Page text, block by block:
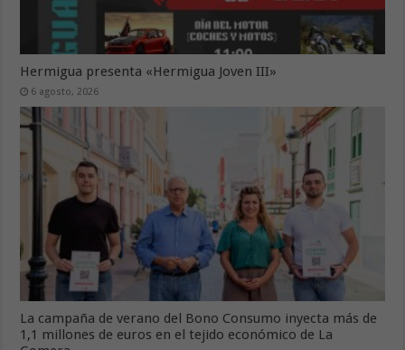
Hermigua presenta «Hermigua Joven III»
6 agosto, 2026
La campaña de verano del Bono Consumo inyecta más de
1,1 millones de euros en el tejido económico de La